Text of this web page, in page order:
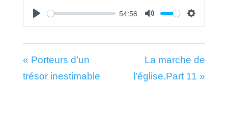
Play
54:56
Mute Settings
« Porteurs d’un
trésor inestimable
La marche de
l’église.Part 11 »